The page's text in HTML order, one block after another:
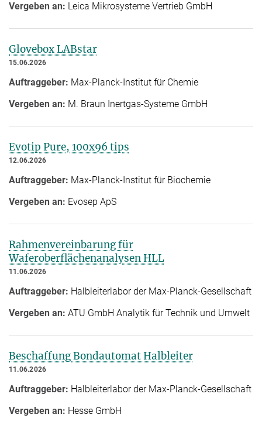
Vergeben an: Leica Mikrosysteme Vertrieb GmbH
Glovebox LABstar
15.06.2026
Auftraggeber: Max-Planck-Institut für Chemie
Vergeben an: M. Braun Inertgas-Systeme GmbH
Evotip Pure, 100x96 tips
12.06.2026
Auftraggeber: Max-Planck-Institut für Biochemie
Vergeben an: Evosep ApS
Rahmenvereinbarung für
Waferoberflächenanalysen HLL
11.06.2026
Auftraggeber: Halbleiterlabor der Max-Planck-Gesellschaft
Vergeben an: ATU GmbH Analytik für Technik und Umwelt
Beschaffung Bondautomat Halbleiter
11.06.2026
Auftraggeber: Halbleiterlabor der Max-Planck-Gesellschaft
Vergeben an: Hesse GmbH